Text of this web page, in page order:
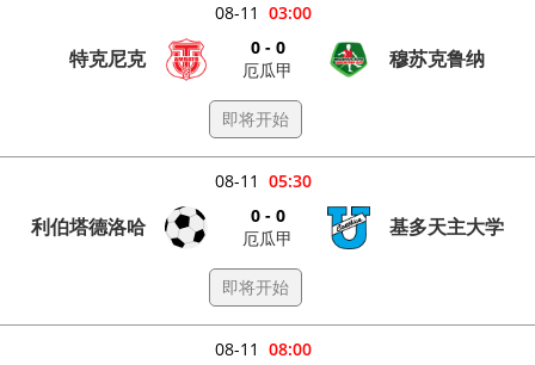
03:00
08-11
特克尼克
0 - 0
厄瓜甲
穆苏克鲁纳
即将开始
05:30
08-11
利伯塔德洛哈
0 - 0
厄瓜甲
基多天主大学
即将开始
08:00
08-11